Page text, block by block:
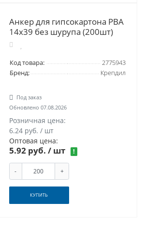
Анкер для гипсокартона PBA
14х39 без шурупа (200шт)
Код товара:
2775943
Бренд:
Крепдил
Под заказ
Обновлено 07.08.2026
Розничная цена:
6.24 руб. / шт
Оптовая цена:
5.92 руб. / шт !
- +
КУПИТЬ